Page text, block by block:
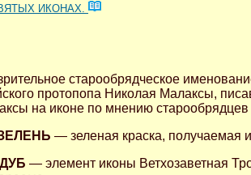
ИКОНАХ.
старообрядческое
протопопа Николая Малаксы,
на иконе по мнению
— зеленая краска, получаемая
— элемент иконы Ветхозаветная